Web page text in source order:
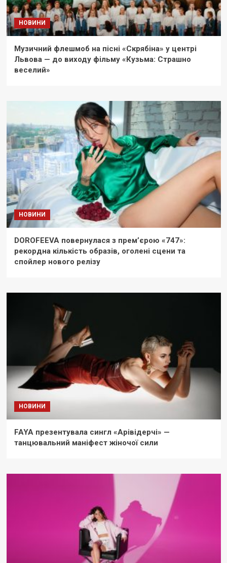
НОВИНИ
Музичний флешмоб на пісні «Скрябіна» у центрі
Львова — до виходу фільму «Кузьма: Страшно
веселий»
НОВИНИ
DOROFEEVA повернулася з прем’єрою «747»:
рекордна кількість образів, оголені сцени та
спойлер нового релізу
НОВИНИ
FAYA презентувала сингл «Арівідерчі» —
танцювальний маніфест жіночої сили